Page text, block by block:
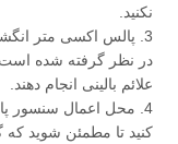
نکنید.
3. پالس اکسی متر
در نظر گرفته شده
علائم بالینی انجام دهند.
4. محل اعمال سنسور
کنید تا مطمئن شوید